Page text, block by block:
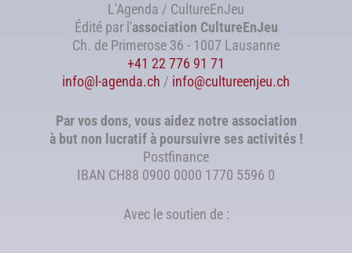
L'Agenda / CultureEnJeu
Édité par l'association CultureEnJeu
Ch. de Primerose 36 - 1007 Lausanne
+41 22 776 91 71
info@l-agenda.ch / info@cultureenjeu.ch
Par vos dons, vous aidez notre association
à but non lucratif à poursuivre ses activités !
Postfinance
IBAN CH88 0900 0000 1770 5596 0
Avec le soutien de :